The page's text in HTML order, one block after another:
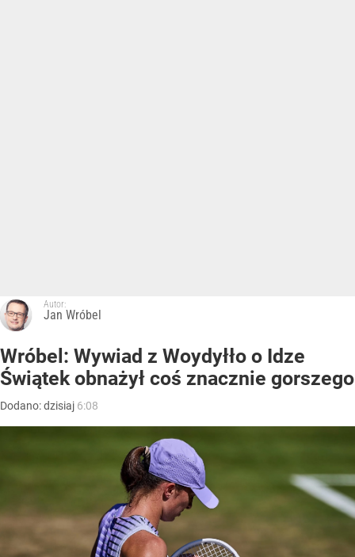
Autor:
Jan Wróbel
Wróbel: Wywiad z Woydyłło o Idze
Świątek obnażył coś znacznie gorszego
Dodano:dzisiaj 6:08